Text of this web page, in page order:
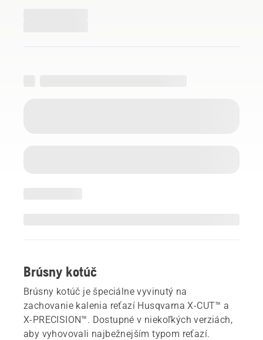
Brúsny kotúč
Brúsny kotúč je špeciálne vyvinutý na
zachovanie kalenia reťazí Husqvarna X-CUT™ a
X-PRECISION™. Dostupné v niekoľkých verziách,
aby vyhovovali najbežnejším typom reťazí.